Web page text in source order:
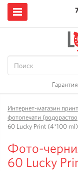
Гарантия
Интернет-магазин
фотопечати
60 Lucky Print (4*100 ml)
Фото-
60 Lucky